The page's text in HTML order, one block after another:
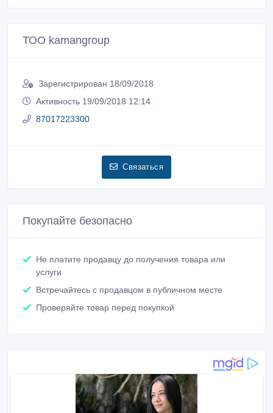
ТОО kamangroup
Зарегистрирован 18/09/2018
Активность 19/09/2018 12:14
87017223300
Связаться
Покупайте безопасно
Не платите продавцу до получения товара или
услуги
Встречайтесь с продавцом в публичном месте
Проверяйте товар перед покупкой